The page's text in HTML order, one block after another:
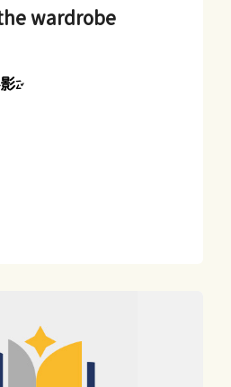
wardrobe